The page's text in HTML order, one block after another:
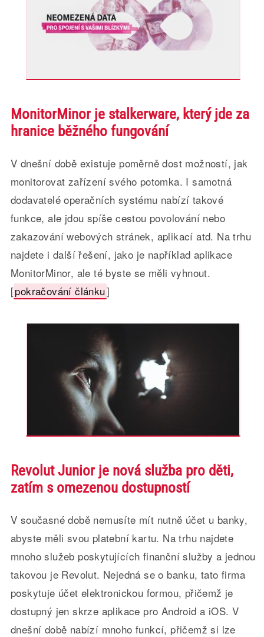
MonitorMinor je stalkerware, který jde za
hranice běžného fungování
V dnešní době existuje poměrně dost možností, jak
monitorovat zařízení svého potomka. I samotná
dodavatelé operačních systému nabízí takové
funkce, ale jdou spíše cestou povolování nebo
zakazování webových stránek, aplikací atd. Na trhu
najdete i další řešení, jako je například aplikace
MonitorMinor, ale té byste se měli vyhnout.
[pokračování článku]
Revolut Junior je nová služba pro děti,
zatím s omezenou dostupností
V současné době nemusíte mít nutně účet u banky,
abyste měli svou platební kartu. Na trhu najdete
mnoho služeb poskytujících finanční služby a jednou
takovou je Revolut. Nejedná se o banku, tato firma
poskytuje účet elektronickou formou, přičemž je
dostupný jen skrze aplikace pro Android a iOS. V
dnešní době nabízí mnoho funkcí, přičemž si lze